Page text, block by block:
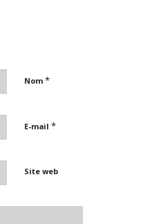
Nom *
E-mail *
Site web